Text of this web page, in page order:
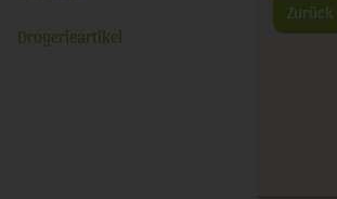
Drogerieartikel
Zurück